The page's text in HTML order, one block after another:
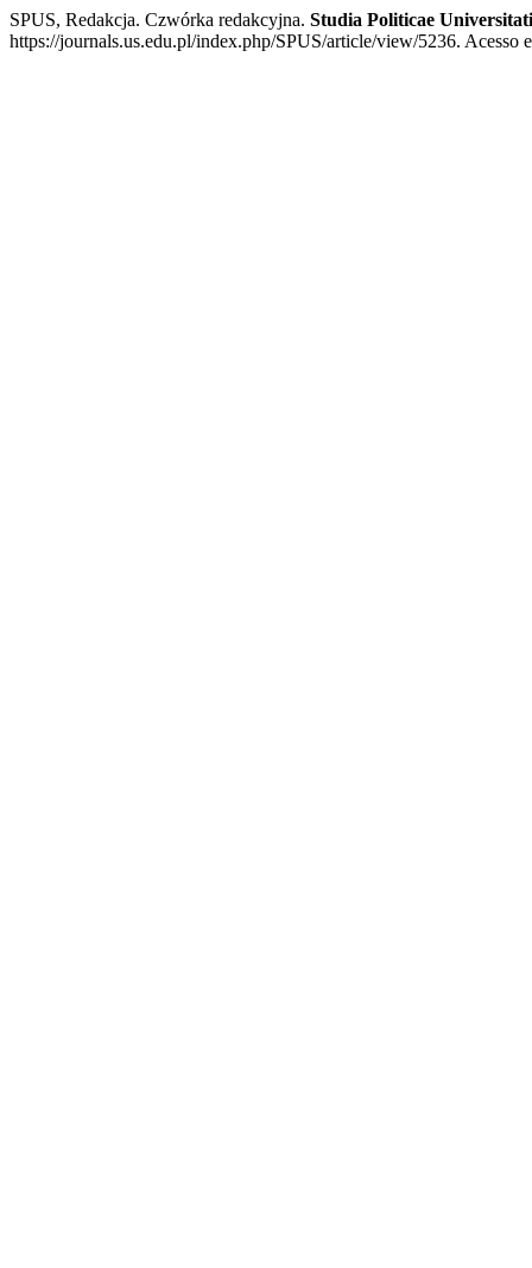
SPUS, Redakcja. Czwórka redakcyjna. Studia Politicae
https://journals.us.edu.pl/index.php/SPUS/article/view/5236. Acesso